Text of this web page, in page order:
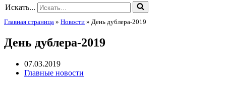
Искать...
Главная страница » Новости » День дублера-2019
День дублера-2019
07.03.2019
Главные новости